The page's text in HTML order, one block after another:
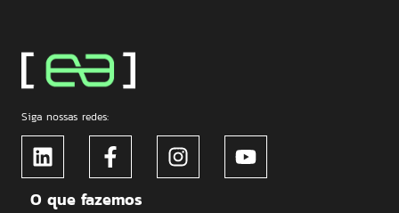
Siga nossas redes:
O que fazemos